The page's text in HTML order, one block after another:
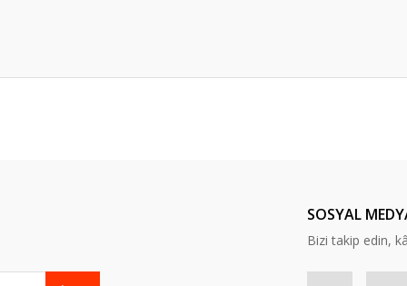
SOSYAL
Bizi takip edin,